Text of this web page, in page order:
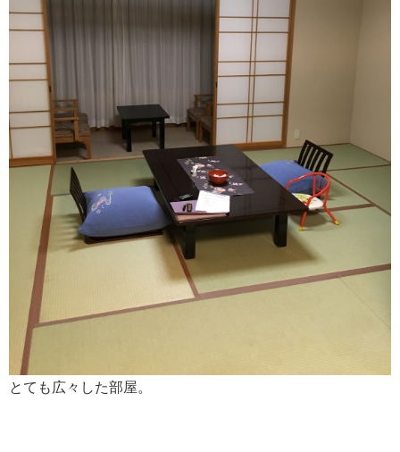
とても広々した部屋。